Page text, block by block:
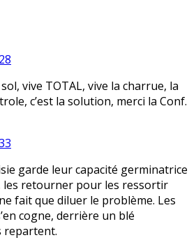
vive TOTAL, vive la charrue, la
c’est la solution, merci la Conf.
garde leur capacité germinatrice
les retourner pour les ressortir
fait que diluer le problème. Les
cogne, derrière un blé
repartent.